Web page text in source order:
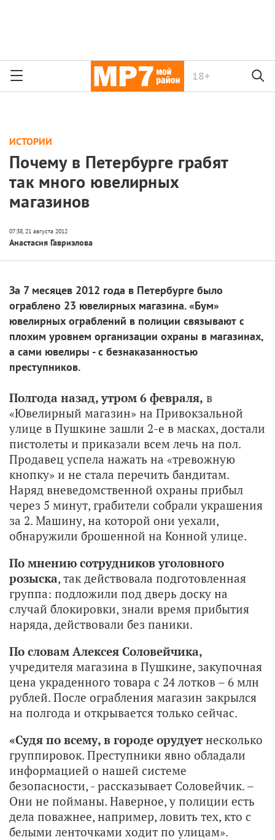
18+
ИСТОРИИ
Почему в Петербурге грабят
так много ювелирных
магазинов
Анастасия Гавриэлова
За 7 месяцев 2012 года в Петербурге было
ограблено 23 ювелирных магазина. «Бум»
ювелирных ограблений в полиции связывают с
плохим уровнем организации охраны в магазинах,
а сами ювелиры - с безнаказанностью
преступников.
Полгода назад, утром 6 февраля, в
«Ювелирный магазин» на Привокзальной
улице в Пушкине зашли 2-е в масках, достали
пистолеты и приказали всем лечь на пол.
Продавец успела нажать на «тревожную
кнопку» и не стала перечить бандитам.
Наряд вневедомственной охраны прибыл
через 5 минут, грабители собрали украшения
за 2. Машину, на которой они уехали,
обнаружили брошенной на Конной улице.
По мнению сотрудников уголовного
розыска, так действовала подготовленная
группа: подложили под дверь доску на
случай блокировки, знали время прибытия
наряда, действовали без паники.
По словам Алексея Соловейчика,
учредителя магазина в Пушкине, закупочная
цена украденного товара с 24 лотков – 6 млн
рублей. После ограбления магазин закрылся
на полгода и открывается только сейчас.
«Судя по всему, в городе орудует несколько
группировок. Преступники явно обладали
информацией о нашей системе
безопасности, - рассказывает Соловейчик. –
Они не пойманы. Наверное, у полиции есть
дела поважнее, например, ловить тех, кто с
белыми ленточками ходит по улицам».